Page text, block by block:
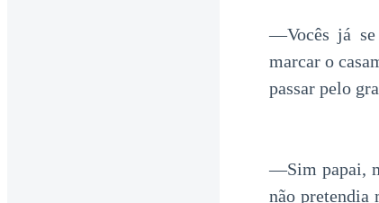
—Vocês já se
marcar o
passar pelo
—Sim papai,
não pretendia